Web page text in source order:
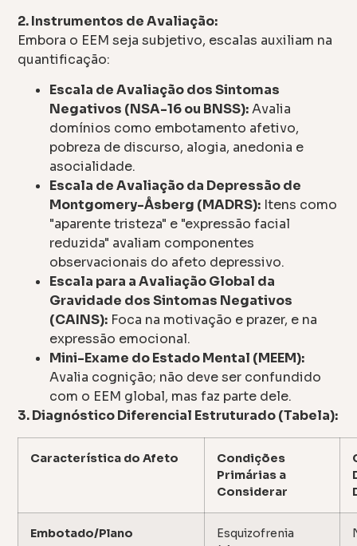
2. Instrumentos de Avaliação:
Embora o EEM seja subjetivo, escalas auxiliam na
quantificação:
Escala de Avaliação dos Sintomas
Negativos (NSA-16 ou BNSS):Avalia
domínios como embotamento afetivo,
pobreza de discurso, alogia, anedonia e
asocialidade.
Escala de Avaliação da Depressão de
Montgomery-Åsberg (MADRS): Itens como
"aparente tristeza" e "expressão facial
reduzida" avaliam componentes
observacionais do afeto depressivo.
Escala para a Avaliação Global da
Gravidade dos Sintomas Negativos
(CAINS): Foca na motivação e prazer, e na
expressão emocional.
Mini-Exame do Estado Mental (MEEM):
Avalia cognição; não deve ser confundido
com o EEM global, mas faz parte dele.
3. Diagnóstico Diferencial Estruturado (Tabela):
Característica do Afeto
Condições
Primárias a
Considerar
Embotado/Plano
Esquizofrenia